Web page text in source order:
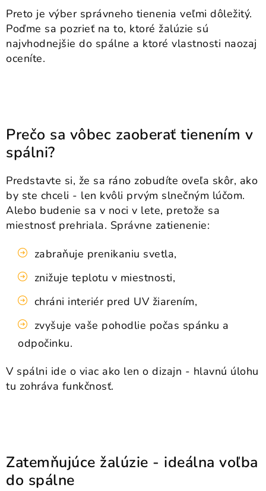
Preto je výber správneho tienenia veľmi dôležitý.
Poďme sa pozrieť na to, ktoré žalúzie sú
najvhodnejšie do spálne a ktoré vlastnosti naozaj
oceníte.
Prečo sa vôbec zaoberať tienením v
spálni?
Predstavte si, že sa ráno zobudíte oveľa skôr, ako
by ste chceli - len kvôli prvým slnečným lúčom.
Alebo budenie sa v noci v lete, pretože sa
miestnosť prehriala. Správne zatienenie:
zabraňuje prenikaniu svetla,
znižuje teplotu v miestnosti,
chráni interiér pred UV žiarením,
zvyšuje vaše pohodlie počas spánku a
odpočinku.
V spálni ide o viac ako len o dizajn - hlavnú úlohu
tu zohráva funkčnosť.
Zatemňujúce žalúzie - ideálna voľba
do spálne